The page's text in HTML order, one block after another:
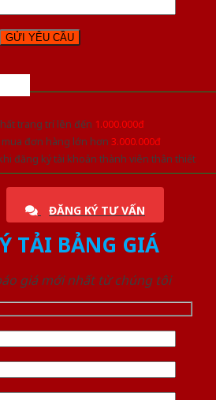
trang trí lên đến 1.000.000đ
đơn hàng lớn hơn 3.000.000đ
đăng ký tài khoản thành viên thân thiết
ĐĂNG KÝ TƯ VẤN
TẢI BẢNG GIÁ
giá mới nhất từ chúng tôi